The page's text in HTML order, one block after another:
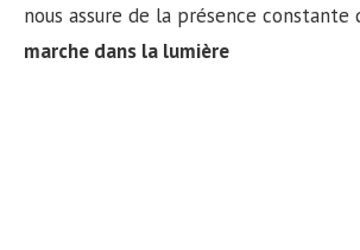
nous assure de la présence constante
marche dans la lumière